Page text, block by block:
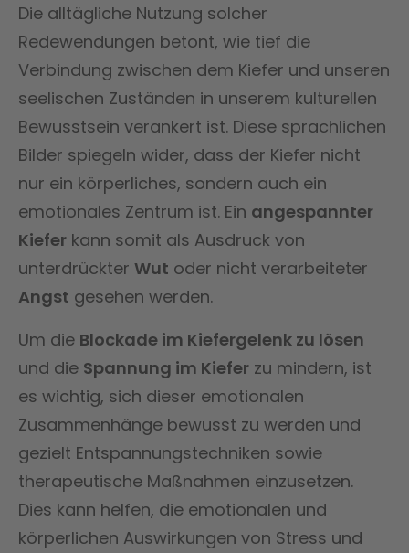
Die alltägliche Nutzung solcher
Redewendungen betont, wie tief die
Verbindung zwischen dem Kiefer und unseren
seelischen Zuständen in unserem kulturellen
Bewusstsein verankert ist. Diese sprachlichen
Bilder spiegeln wider, dass der Kiefer nicht
nur ein körperliches, sondern auch ein
emotionales Zentrum ist. Ein angespannter
Kiefer kann somit als Ausdruck von
unterdrückter Wut oder nicht verarbeiteter
Angst gesehen werden.
Um die Blockade im Kiefergelenk zu lösen
und die Spannung im Kiefer zu mindern, ist
es wichtig, sich dieser emotionalen
Zusammenhänge bewusst zu werden und
gezielt Entspannungstechniken sowie
therapeutische Maßnahmen einzusetzen.
Dies kann helfen, die emotionalen und
körperlichen Auswirkungen von Stress und